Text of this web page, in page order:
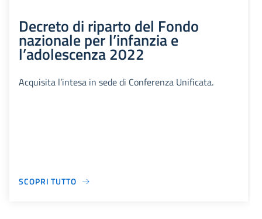
Decreto di riparto del Fondo
nazionale per l’infanzia e
l’adolescenza 2022
Acquisita l’intesa in sede di Conferenza Unificata.
SCOPRI TUTTO